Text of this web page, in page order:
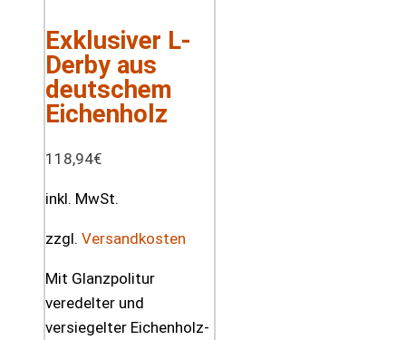
Exklusiver L-
Derby aus
deutschem
Eichenholz
118,94€
inkl. MwSt.
zzgl. Versandkosten
Mit Glanzpolitur
veredelter und
versiegelter Eichenholz-